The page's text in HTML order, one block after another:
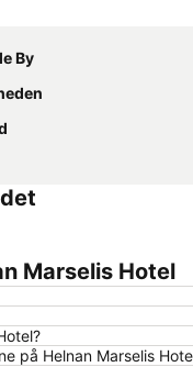
By
Marselis Hotel
på Helnan Marselis